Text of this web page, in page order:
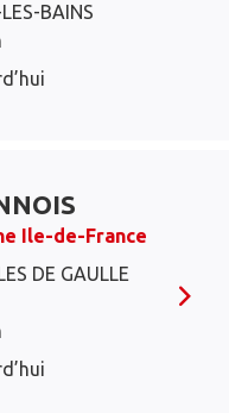
BAINS
Ile-de-France
DE GAULLE